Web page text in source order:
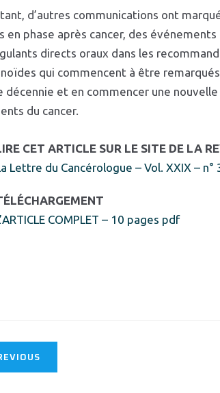
d’autres communications ont
en phase après cancer, des
directs oraux dans les
qui commencent à être
décennie et en commencer une
du cancer.
CET ARTICLE SUR LE SITE DE LA
Lettre du Cancérologue – Vol. XXIX – n°
COMPLET – 10 pages pdf